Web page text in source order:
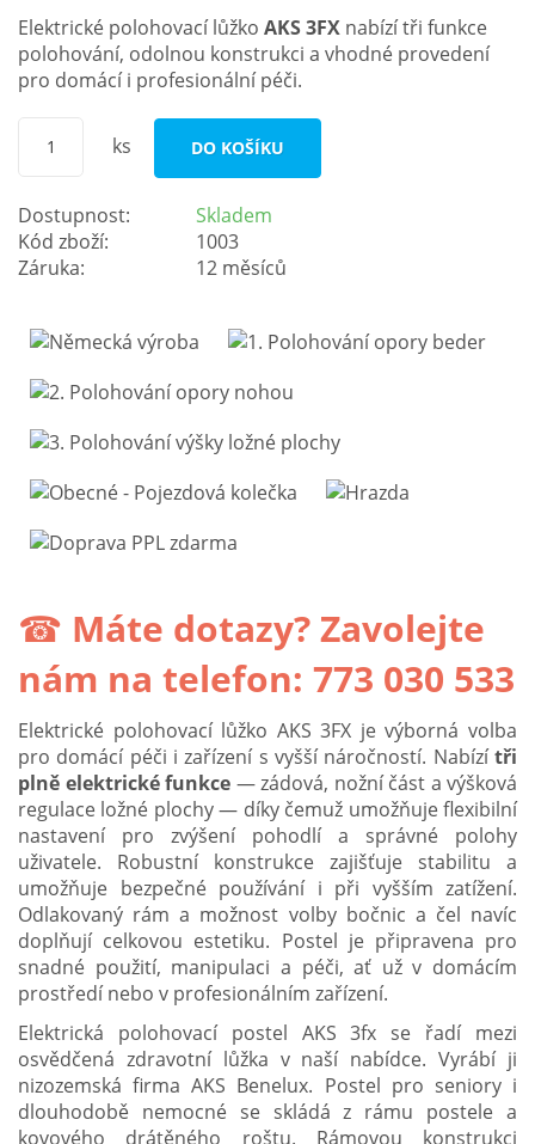
Elektrické polohovací lůžko AKS 3FX nabízí tři funkce
polohování, odolnou konstrukci a vhodné provedení
pro domácí i profesionální péči.
ks DO KOŠÍKU
Dostupnost:
Skladem
Kód zboží:
1003
Záruka:
12 měsíců
☎ Máte dotazy? Zavolejte
nám na telefon: 773 030 533
Elektrické polohovací lůžko AKS 3FX je výborná volba
pro domácí péči i zařízení s vyšší náročností. Nabízítři
plně elektrické funkce — zádová, nožní část a výšková
regulace ložné plochy — díky čemuž umožňuje flexibilní
nastavení pro zvýšení pohodlí a správné polohy
uživatele. Robustní konstrukce zajišťuje stabilitu a
umožňuje bezpečné používání i při vyšším zatížení.
Odlakovaný rám a možnost volby bočnic a čel navíc
doplňují celkovou estetiku. Postel je připravena pro
snadné použití, manipulaci a péči, ať už v domácím
prostředí nebo v profesionálním zařízení.
Elektrická polohovací postel AKS 3fx se řadí mezi
osvědčená zdravotní lůžka v naší nabídce. Vyrábí ji
nizozemská firma AKS Benelux. Postel pro seniory i
dlouhodobě nemocné se skládá z rámu postele a
kovového drátěného roštu. Rámovou konstrukci